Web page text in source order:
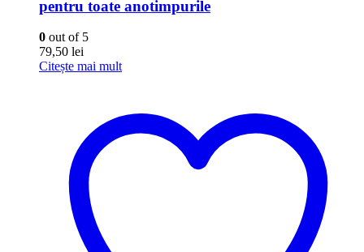
pentru toate anotimpurile
0 out of 5
79,50 lei
Citește mai mult